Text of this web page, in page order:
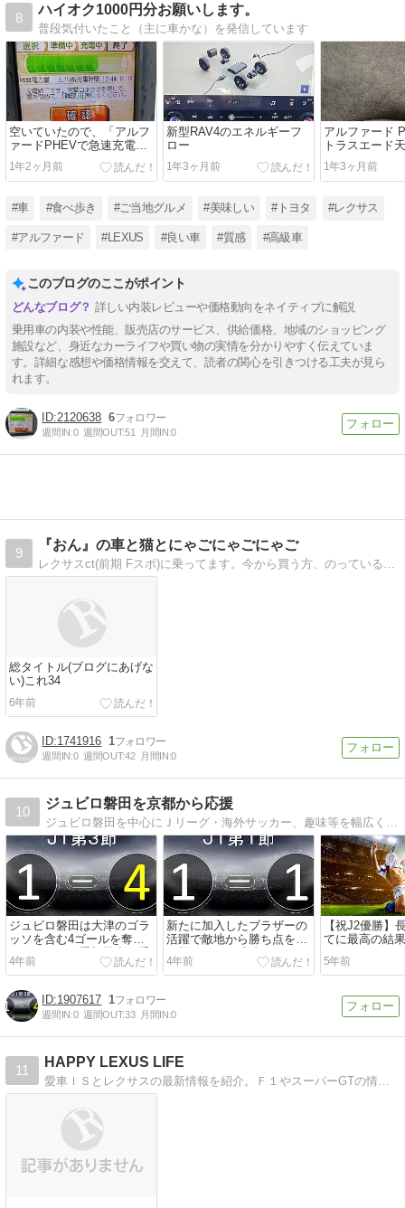
8
ハイオク1000円分お願いします。
普段気付いたこと（主に車かな）を発信しています
空いていたので、「アルフ
ァードPHEVで急速充電」
をしてみた
1年2ヶ月前
新型RAV4のエネルギーフ
ロー
1年3ヶ月前
アルファード
トラスエード
1年3ヶ月前
#車 #食べ歩き #ご当地グルメ #美味しい #トヨタ #レクサス
#アルファード #LEXUS #良い車 #質感 #高級車
このブログのここがポイント
詳しい内装レビューや価格動向をネイティブに解説
乗用車の内装や性能、販売店のサービス、供給価格、地域のショッピング
施設など、身近なカーライフや買い物の実情を分かりやすく伝えていま
す。詳細な感想や価格情報を交えて、読者の関心を引きつける工夫が見ら
れます。
2120638 6
週間IN:0 週間OUT:51 月間IN:0
9
『おん』の車と猫とにゃごにゃごにゃご
レクサスct(前期 Fスポ)に乗ってます。今から買う方、のっている方のためになればなって色々書いていきたいです。名古屋人なので東海の行ったとこやグルメも書けたら
総タイトル(ブログにあげな
い)これ34
6年前
1741916 1
週間IN:0 週間OUT:42 月間IN:0
10
ジュビロ磐田を京都から応援
ジュビロ磐田を中心にＪリーグ・海外サッカー、趣味等を幅広くお届け
ジュビロ磐田は大津のゴラ
ッソを含む4ゴールを奪い
アウェイで今季初勝利を手
にする！
4年前
新たに加入したブラザーの
活躍で敵地から勝ち点を持
ち帰ることに成功する
4年前
【祝J2優勝】
てに最高の結
た
5年前
1907617 1
週間IN:0 週間OUT:33 月間IN:0
11
HAPPY LEXUS LIFE
愛車ＩＳとレクサスの最新情報を紹介。Ｆ１やスーパーGTの情報も紹介しています。